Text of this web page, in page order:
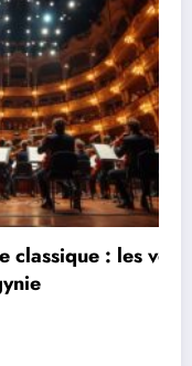
: les vérités